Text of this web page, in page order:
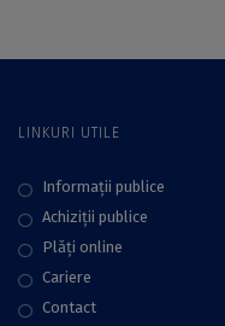
LINKURI UTILE
Informații publice
Achiziții publice
Plăţi online
Cariere
Contact